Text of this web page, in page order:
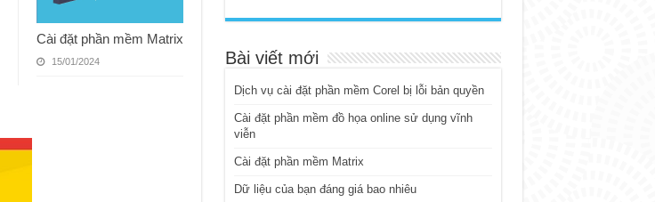
Cài đặt phần mềm Matrix
15/01/2024 Bài viết mới
Dịch vụ cài đặt phần mềm Corel bị lỗi bản quyền
Cài đặt phần mềm đồ họa online sử dụng vĩnh
viễn
Cài đặt phần mềm Matrix
Dữ liệu của bạn đáng giá bao nhiêu